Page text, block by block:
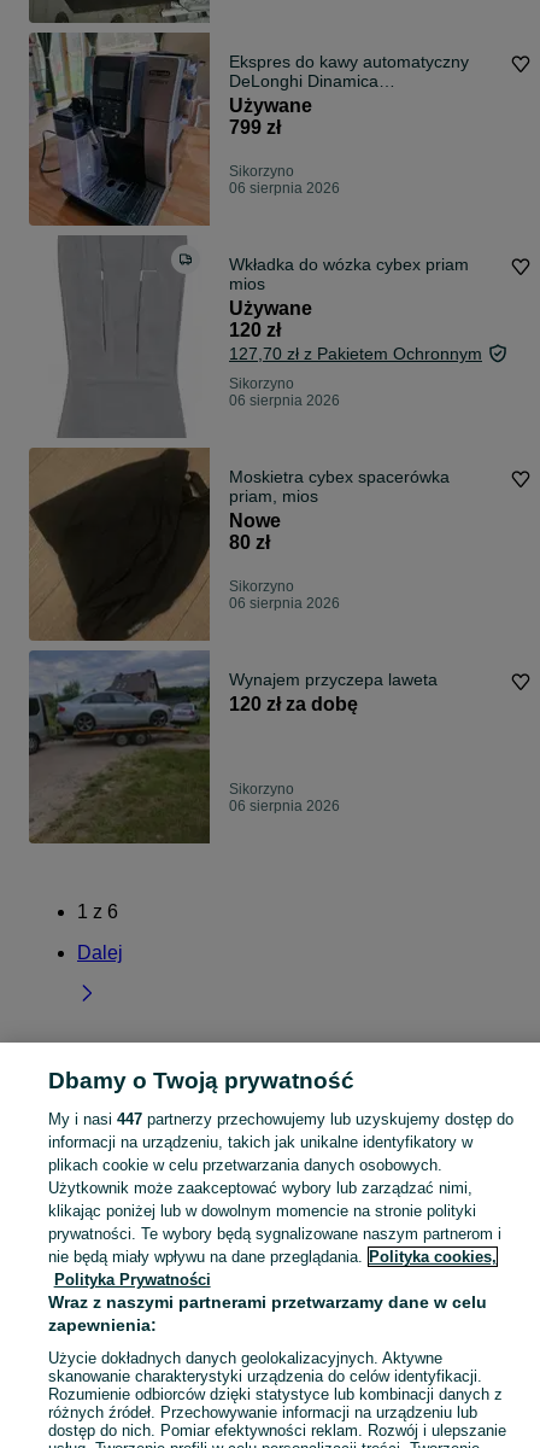
Ekspres do kawy automatyczny
DeLonghi Dinamica
ECAM350.55SB
Używane
799 zł
Sikorzyno
06 sierpnia 2026
Wkładka do wózka cybex priam
mios
Używane
120 zł
127,70 zł z Pakietem Ochronnym
Sikorzyno
06 sierpnia 2026
Moskietra cybex spacerówka
priam, mios
Nowe
80 zł
Sikorzyno
06 sierpnia 2026
Wynajem przyczepa laweta
120 zł za dobę
Sikorzyno
06 sierpnia 2026
1 z 6
Dalej
Strona główna Pomorskie Sikorzyno
KATEGORIA
Zobacz
Mapa kategorii
Mapa miejscowości
Mapa ministron
Popularne wyszukiwania
Dbamy o Twoją prywatność
My i nasi 447partnerzy przechowujemy lub uzyskujemy dostęp do
informacji na urządzeniu, takich jak unikalne identyfikatory w
plikach cookie w celu przetwarzania danych osobowych.
Użytkownik może zaakceptować wybory lub zarządzać nimi,
klikając poniżej lub w dowolnym momencie na stronie polityki
prywatności. Te wybory będą sygnalizowane naszym partnerom i
nie będą miały wpływu na dane przeglądania. Polityka cookies,
Polityka Prywatności
Wraz z naszymi partnerami przetwarzamy dane w celu
zapewnienia:
Użycie dokładnych danych geolokalizacyjnych. Aktywne
skanowanie charakterystyki urządzenia do celów identyfikacji.
Rozumienie odbiorców dzięki statystyce lub kombinacji danych z
różnych źródeł. Przechowywanie informacji na urządzeniu lub
dostęp do nich. Pomiar efektywności reklam. Rozwój i ulepszanie